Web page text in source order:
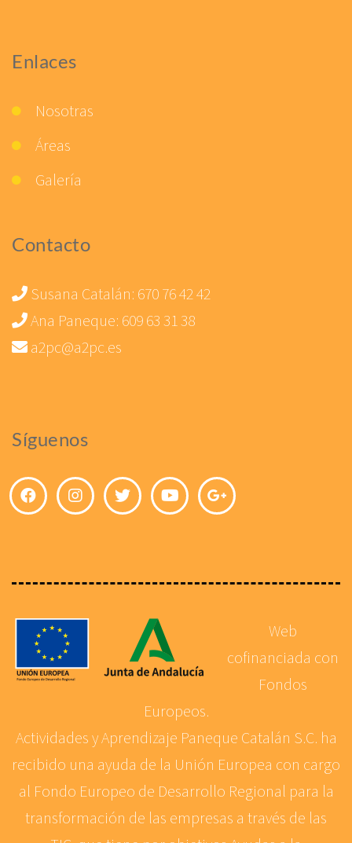
Enlaces
Nosotras
Áreas
Galería
Contacto
Susana Catalán: 670 76 42 42
Ana Paneque: 609 63 31 38
a2pc@a2pc.es
Síguenos
Web
cofinanciada con
Fondos
Europeos.
Actividades y Aprendizaje Paneque Catalán S.C. ha
recibido una ayuda de la Unión Europea con cargo
al Fondo Europeo de Desarrollo Regional para la
transformación de las empresas a través de las